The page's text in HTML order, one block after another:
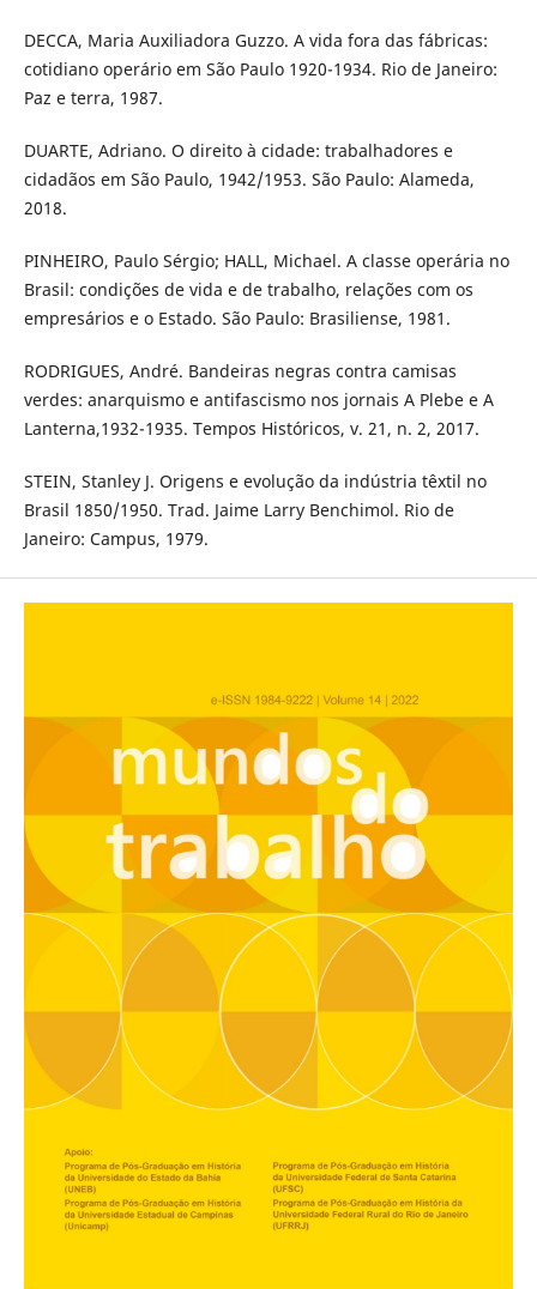
DECCA, Maria Auxiliadora Guzzo. A vida fora das fábricas:
cotidiano operário em São Paulo 1920-1934. Rio de Janeiro:
Paz e terra, 1987.
DUARTE, Adriano. O direito à cidade: trabalhadores e
cidadãos em São Paulo, 1942/1953. São Paulo: Alameda,
2018.
PINHEIRO, Paulo Sérgio; HALL, Michael. A classe operária no
Brasil: condições de vida e de trabalho, relações com os
empresários e o Estado. São Paulo: Brasiliense, 1981.
RODRIGUES, André. Bandeiras negras contra camisas
verdes: anarquismo e antifascismo nos jornais A Plebe e A
Lanterna,1932-1935. Tempos Históricos, v. 21, n. 2, 2017.
STEIN, Stanley J. Origens e evolução da indústria têxtil no
Brasil 1850/1950. Trad. Jaime Larry Benchimol. Rio de
Janeiro: Campus, 1979.